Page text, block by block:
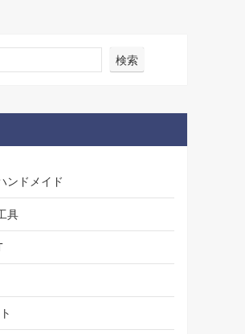
検索
ンドメイド
具